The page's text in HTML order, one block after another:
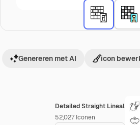
Detailed Straight Lineal
52,027 Iconen
Genereren met AI icon